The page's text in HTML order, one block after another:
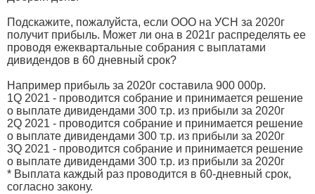
Подскажите, пожалуйста, если ООО на УСН за 2020г
получит прибыль. Может ли она в 2021г распределять ее
проводя ежеквартальные собрания с выплатами
дивидендов в 60 дневный срок?
Например прибыль за 2020г составила 900 000р.
1Q 2021 - проводится собрание и принимается решение
о выплате дивидендами 300 т.р. из прибыли за 2020г
2Q 2021 - проводится собрание и принимается решение
о выплате дивидендами 300 т.р. из прибыли за 2020г
3Q 2021 - проводится собрание и принимается решение
о выплате дивидендами 300 т.р. из прибыли за 2020г
* Выплата каждый раз проводится в 60-дневный срок,
согласно закону.